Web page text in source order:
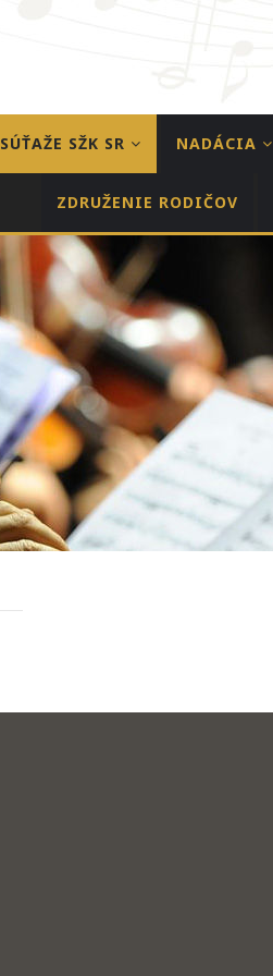
SÚŤAŽE SŽK SR NADÁCIA
ZDRUŽENIE RODIČOV